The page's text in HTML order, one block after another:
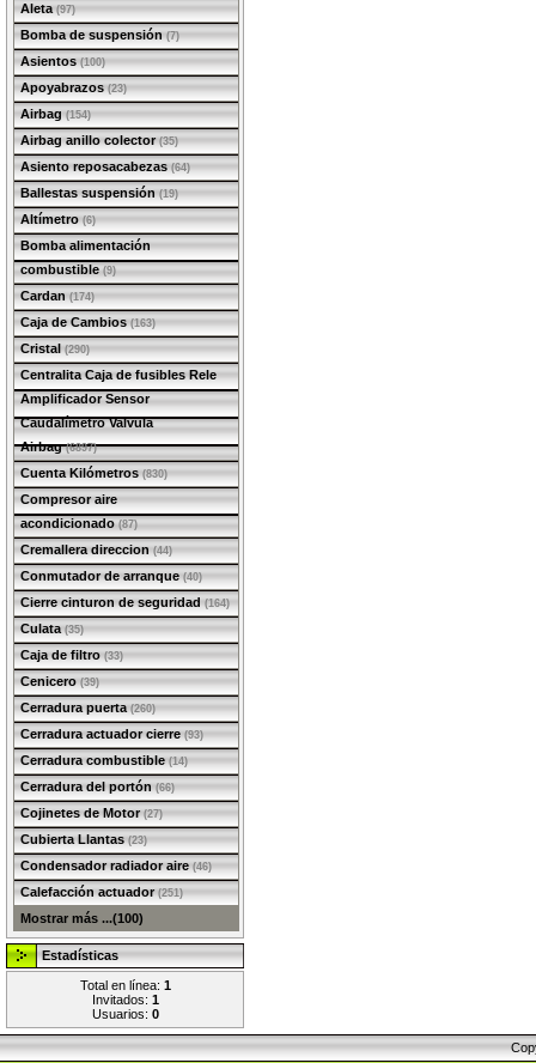
Aleta (97)
Bomba de suspensión (7)
Asientos (100)
Apoyabrazos (23)
Airbag (154)
Airbag anillo colector (35)
Asiento reposacabezas (64)
Ballestas suspensión (19)
Altímetro (6)
Bomba alimentación
combustible(9)
Cardan (174)
Caja de Cambios (163)
Cristal (290)
Centralita Caja de fusibles Rele
Amplificador Sensor
Caudalímetro Valvula
Airbag(6897)
Cuenta Kilómetros (830)
Compresor aire
acondicionado(87)
Cremallera direccion (44)
Conmutador de arranque (40)
Cierre cinturon de seguridad (164)
Culata (35)
Caja de filtro (33)
Cenicero (39)
Cerradura puerta (260)
Cerradura actuador cierre (93)
Cerradura combustible (14)
Cerradura del portón (66)
Cojinetes de Motor (27)
Cubierta Llantas (23)
Condensador radiador aire (46)
Calefacción actuador (251)
Mostrar más ...(100)
Estadísticas
Total en línea: 1
Invitados: 1
Usuarios: 0